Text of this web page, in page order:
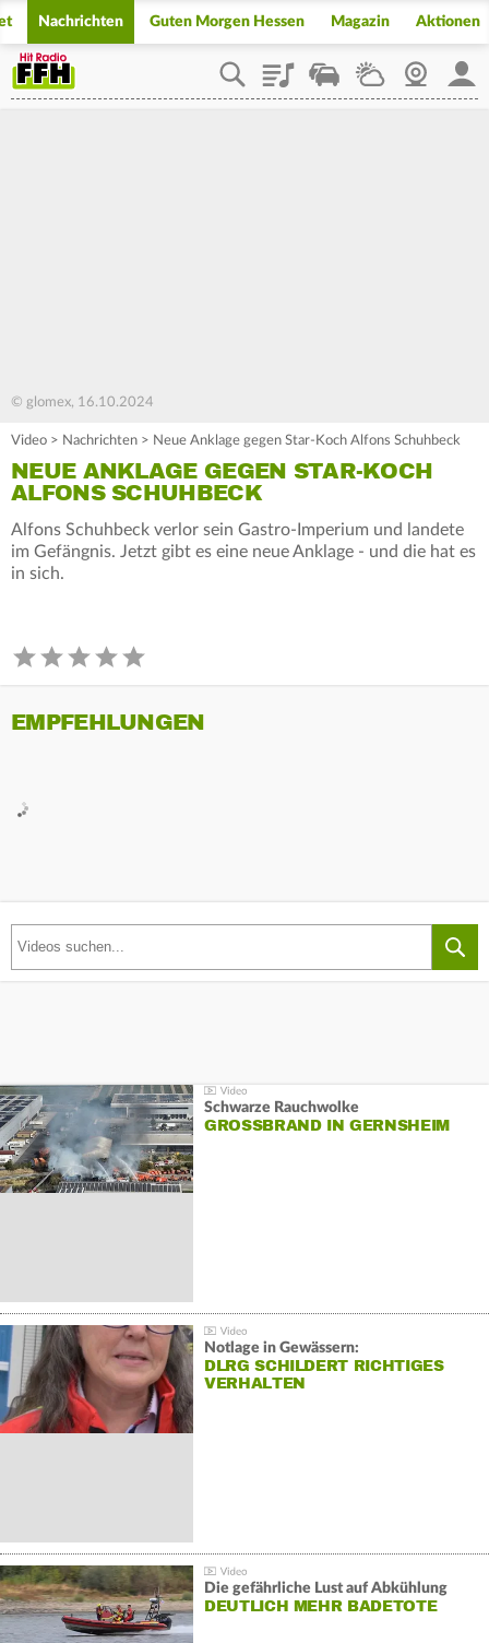
Nachrichten Guten Morgen Hessen Magazin Aktionen
PlaylistStaupilotWetterWebcam
© glomex, 16.10.2024
Video > Nachrichten > Neue Anklage gegen Star-Koch Alfons Schuhbeck
NEUE ANKLAGE GEGEN STAR-KOCH
ALFONS SCHUHBECK
Alfons Schuhbeck verlor sein Gastro-Imperium und landete
im Gefängnis. Jetzt gibt es eine neue Anklage - und die hat es
in sich.
EMPFEHLUNGEN
Schwarze Rauchwolke
GROSSBRAND IN GERNSHEIM
Notlage in Gewässern:
DLRG SCHILDERT RICHTIGES
VERHALTEN
Die gefährliche Lust auf Abkühlung
DEUTLICH MEHR BADETOTE